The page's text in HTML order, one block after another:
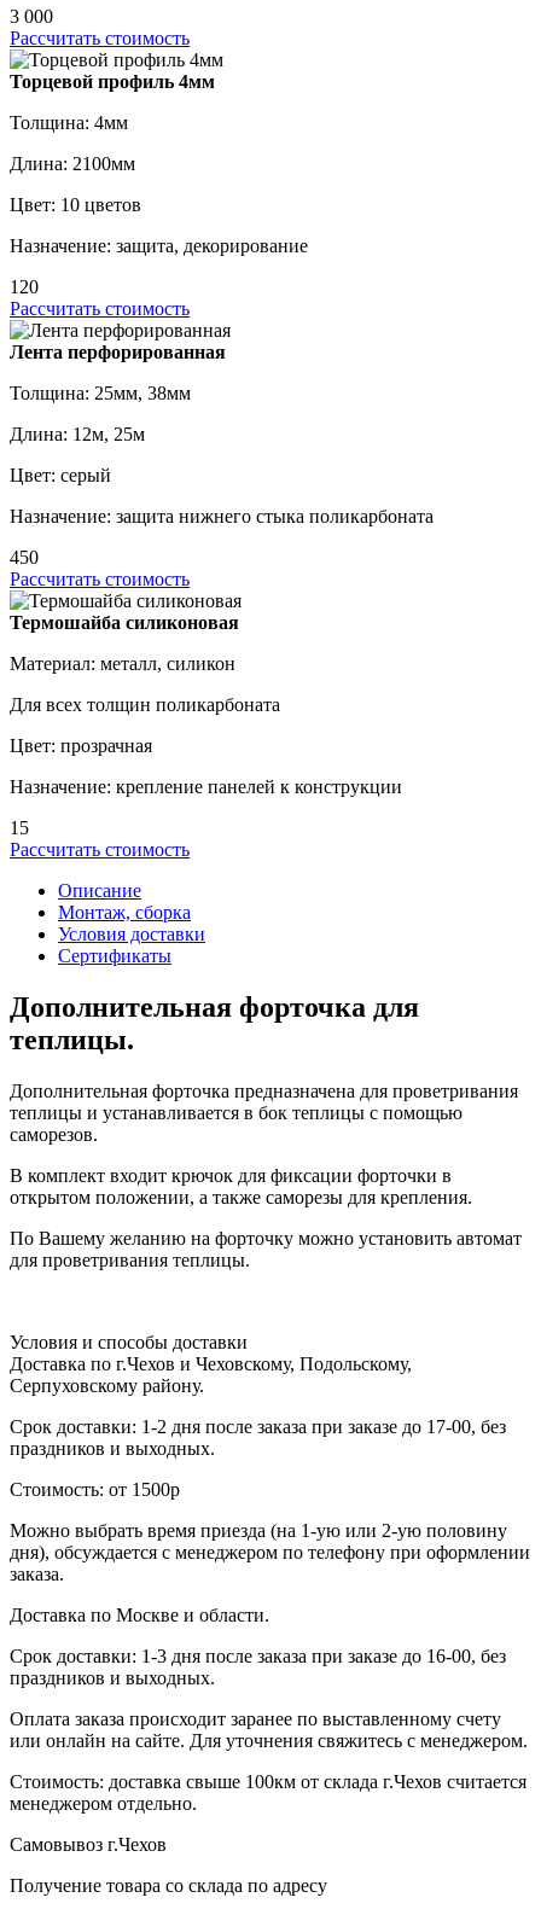
3 000
Рассчитать стоимость
Торцевой профиль 4мм
Толщина: 4мм
Длина: 2100мм
Цвет: 10 цветов
Назначение: защита, декорирование
120
Рассчитать стоимость
Лента перфорированная
Толщина: 25мм, 38мм
Длина: 12м, 25м
Цвет: серый
Назначение: защита нижнего стыка поликарбоната
450
Рассчитать стоимость
Термошайба силиконовая
Материал: металл, силикон
Для всех толщин поликарбоната
Цвет: прозрачная
Назначение: крепление панелей к конструкции
15
Рассчитать стоимость
Описание
Монтаж, сборка
Условия доставки
Сертификаты
Дополнительная форточка для
теплицы.
Дополнительная форточка предназначена для проветривания
теплицы и устанавливается в бок теплицы с помощью
саморезов.
В комплект входит крючок для фиксации форточки в
открытом положении, а также саморезы для крепления.
По Вашему желанию на форточку можно установить автомат
для проветривания теплицы.
Условия и способы доставки
Доставка по г.Чехов и Чеховскому, Подольскому,
Серпуховскому району.
Срок доставки: 1-2 дня после заказа при заказе до 17-00, без
праздников и выходных.
Стоимость: от 1500р
Можно выбрать время приезда (на 1-ую или 2-ую половину
дня), обсуждается с менеджером по телефону при оформлении
заказа.
Доставка по Москве и области.
Срок доставки: 1-3 дня после заказа при заказе до 16-00, без
праздников и выходных.
Оплата заказа происходит заранее по выставленному счету
или онлайн на сайте. Для уточнения свяжитесь с менеджером.
Стоимость: доставка свыше 100км от склада г.Чехов считается
менеджером отдельно.
Самовывоз г.Чехов
Получение товара со склада по адресу